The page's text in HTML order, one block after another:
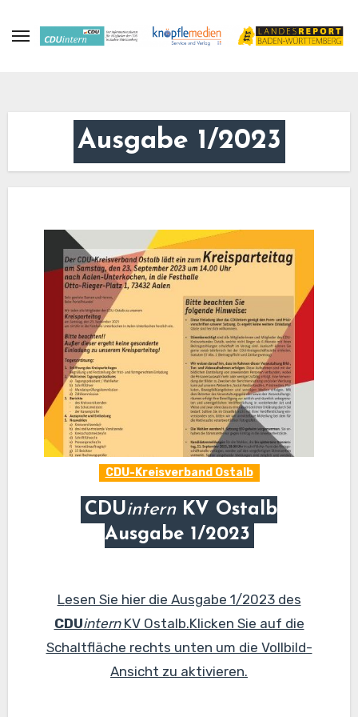
Inhalt
Ausgabe 1/2023
CDU-Kreisverband Ostalb
CDUinternKV Ostalb
Ausgabe 1/2023
Lesen Sie hier die Ausgabe 1/2023 des
CDUinternKV Ostalb.Klicken Sie auf die
Schaltfläche rechts unten um die Vollbild-
Ansicht zu aktivieren.